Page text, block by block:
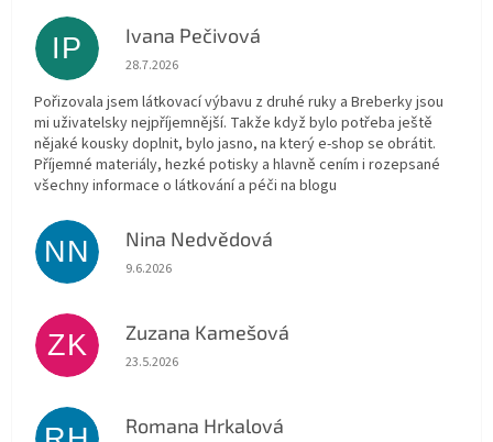
IP Ivana Pečivová
Hodnocení obchodu je 5 z 5 hvězdiček.
28.7.2026
Pořizovala jsem látkovací výbavu z druhé ruky a Breberky jsou
mi uživatelsky nejpříjemnější. Takže když bylo potřeba ještě
nějaké kousky doplnit, bylo jasno, na který e-shop se obrátit.
Příjemné materiály, hezké potisky a hlavně cením i rozepsané
všechny informace o látkování a péči na blogu
NN Nina Nedvědová
Hodnocení obchodu je 5 z 5 hvězdiček.
9.6.2026
ZK Zuzana Kamešová
Hodnocení obchodu je 5 z 5 hvězdiček.
23.5.2026
Romana Hrkalová